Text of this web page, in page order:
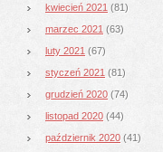
kwiecień 2021 (81)
marzec 2021 (63)
luty 2021 (67)
styczeń 2021 (81)
grudzień 2020 (74)
listopad 2020 (44)
październik 2020 (41)